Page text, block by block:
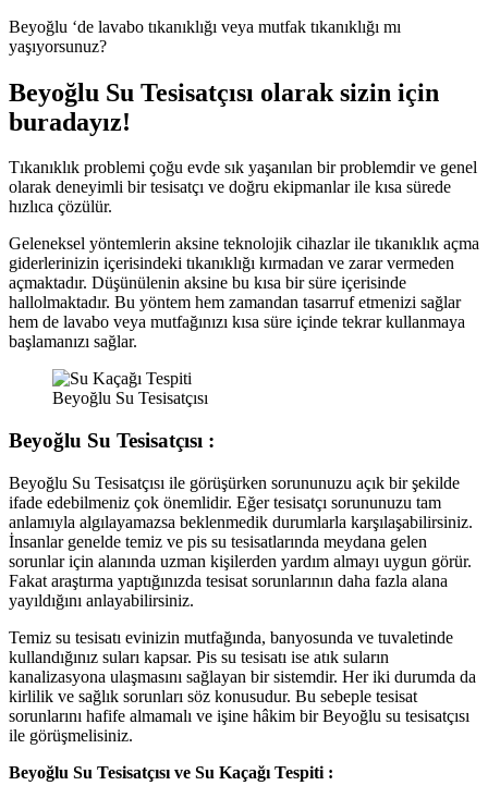
Beyoğlu ‘de lavabo tıkanıklığı veya mutfak tıkanıklığı mı
yaşıyorsunuz?
Beyoğlu Su Tesisatçısı olarak sizin için
buradayız!
Tıkanıklık problemi çoğu evde sık yaşanılan bir problemdir ve genel
olarak deneyimli bir tesisatçı ve doğru ekipmanlar ile kısa sürede
hızlıca çözülür.
Geleneksel yöntemlerin aksine teknolojik cihazlar ile tıkanıklık açma
giderlerinizin içerisindeki tıkanıklığı kırmadan ve zarar vermeden
açmaktadır. Düşünülenin aksine bu kısa bir süre içerisinde
hallolmaktadır. Bu yöntem hem zamandan tasarruf etmenizi sağlar
hem de lavabo veya mutfağınızı kısa süre içinde tekrar kullanmaya
başlamanızı sağlar.
Beyoğlu Su Tesisatçısı
Beyoğlu Su Tesisatçısı :
Beyoğlu Su Tesisatçısı ile görüşürken sorununuzu açık bir şekilde
ifade edebilmeniz çok önemlidir. Eğer tesisatçı sorununuzu tam
anlamıyla algılayamazsa beklenmedik durumlarla karşılaşabilirsiniz.
İnsanlar genelde temiz ve pis su tesisatlarında meydana gelen
sorunlar için alanında uzman kişilerden yardım almayı uygun görür.
Fakat araştırma yaptığınızda tesisat sorunlarının daha fazla alana
yayıldığını anlayabilirsiniz.
Temiz su tesisatı evinizin mutfağında, banyosunda ve tuvaletinde
kullandığınız suları kapsar. Pis su tesisatı ise atık suların
kanalizasyona ulaşmasını sağlayan bir sistemdir. Her iki durumda da
kirlilik ve sağlık sorunları söz konusudur. Bu sebeple tesisat
sorunlarını hafife almamalı ve işine hâkim bir Beyoğlu su tesisatçısı
ile görüşmelisiniz.
Beyoğlu Su Tesisatçısı ve Su Kaçağı Tespiti :